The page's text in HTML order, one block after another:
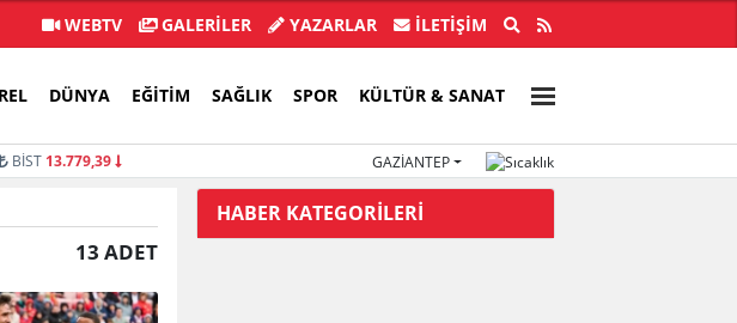
YENİ Parti'ye 9 günde 138 bin kişi 300 milyon bağış yaptı
WEBTV GALERİLER YAZARLAR İLETIŞIM
DÜNYA EĞITIM SAĞLIK SPOR KÜLTÜR & SANAT
BİST 13.779,39 GAZIANTEP
13 ADET
HABER KATEGORİLERİ